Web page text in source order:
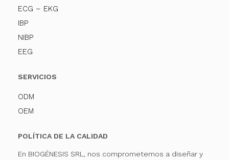
ECG – EKG
IBP
NIBP
EEG
SERVICIOS
ODM
OEM
POLÍTICA DE LA CALIDAD
En BIOGÉNESIS SRL, nos comprometemos a diseñar y